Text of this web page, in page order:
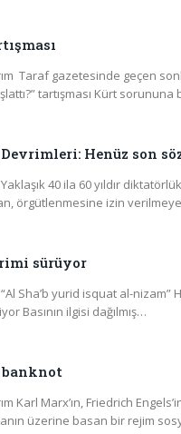
Taraf gazetesinde geçen
tartışması Kürt
Henüz son
40 ila 60 yıldır
örgütlenmesine izin
sürüyor
Sha’b yurid isquat al-nizam”
Basının ilgisi dağılmış…
Karl Marx’ın, Friedrich
üzerine basan bir rejim